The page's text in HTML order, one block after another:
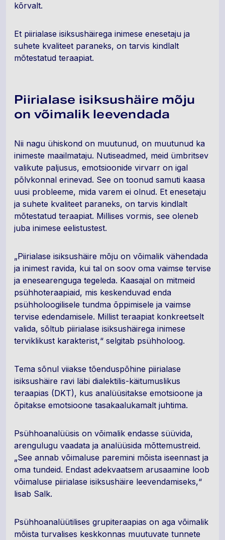
kõrvalt.
Et piirialase isiksushäirega inimese enesetaju ja
suhete kvaliteet paraneks, on tarvis kindlalt
mõtestatud teraapiat.
Piirialase isiksushäire mõju
on võimalik leevendada
Nii nagu ühiskond on muutunud, on muutunud ka
inimeste maailmataju. Nutiseadmed, meid ümbritsev
valikute paljusus, emotsioonide virvarr on igal
põlvkonnal erinevad. See on toonud samuti kaasa
uusi probleeme, mida varem ei olnud. Et enesetaju
ja suhete kvaliteet paraneks, on tarvis kindlalt
mõtestatud teraapiat. Millises vormis, see oleneb
juba inimese eelistustest.
„Piirialase isiksushäire mõju on võimalik vähendada
ja inimest ravida, kui tal on soov oma vaimse tervise
ja enesearenguga tegeleda. Kaasajal on mitmeid
psühhoteraapiaid, mis keskenduvad enda
psühholoogilisele tundma õppimisele ja vaimse
tervise edendamisele. Millist teraapiat konkreetselt
valida, sõltub piirialase isiksushäirega inimese
terviklikust karakterist,“ selgitab psühholoog.
Tema sõnul viiakse tõenduspõhine piirialase
isiksushäire ravi läbi dialektilis-käitumuslikus
teraapias (DKT), kus analüüsitakse emotsioone ja
õpitakse emotsioone tasakaalukamalt juhtima.
Psühhoanalüüsis on võimalik endasse süüvida,
arengulugu vaadata ja analüüsida mõttemustreid.
„See annab võimaluse paremini mõista iseennast ja
oma tundeid. Endast adekvaatsem arusaamine loob
võimaluse piirialase isiksushäire leevendamiseks,“
lisab Salk.
Psühhoanalüütilises grupiteraapias on aga võimalik
mõista turvalises keskkonnas muutuvate tunnete